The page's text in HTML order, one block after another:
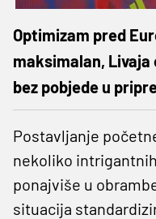
Optimizam pred
maksimalan,
bez pobjede u
Postavljanje
nekoliko
ponajviše u
situacija